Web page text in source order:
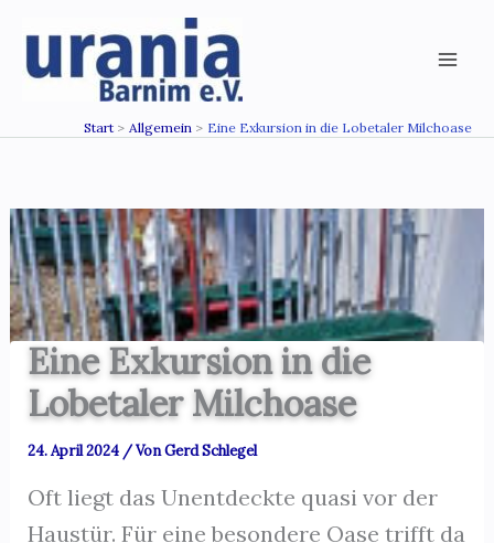
Inhalt
springen
Start Allgemein Eine Exkursion in die Lobetaler Milchoase
Eine Exkursion in die
Lobetaler Milchoase
24. April 2024 / VonGerd Schlegel
Oft liegt das Unentdeckte quasi vor der
Haustür. Für eine besondere Oase trifft da